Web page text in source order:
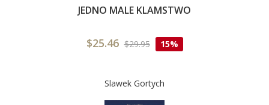
JEDNO MALE KLAMSTWO
$25.46 $29.95 15%
Slawek Gortych